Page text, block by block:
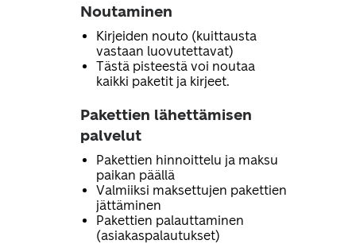
Noutaminen
Kirjeiden nouto (kuittausta
vastaan luovutettavat)
Tästä pisteestä voi noutaa
kaikki paketit ja kirjeet.
Pakettien lähettämisen
palvelut
Pakettien hinnoittelu ja maksu
paikan päällä
Valmiiksi maksettujen pakettien
jättäminen
Pakettien palauttaminen
(asiakaspalautukset)